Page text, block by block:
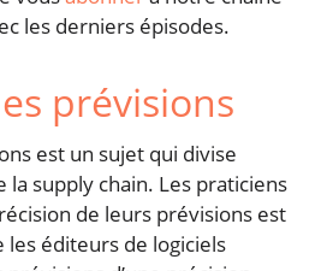
les derniers épisodes.
prévisions
est un sujet qui divise
la supply chain. Les praticiens
de leurs prévisions est
éditeurs de logiciels